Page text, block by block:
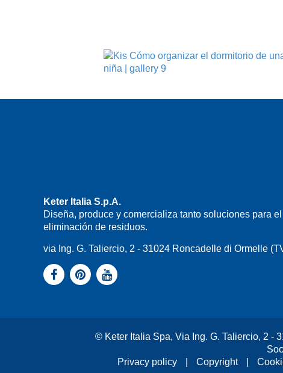
Keter Italia S.p.A.
Diseña, produce y comercializa tanto soluciones para
eliminación de residuos.
via Ing. G. Taliercio, 2 - 31024 Roncadelle di Ormelle
© Keter Italia Spa, Via Ing. G. Taliercio, 2 -
Privacy policy
Copyright